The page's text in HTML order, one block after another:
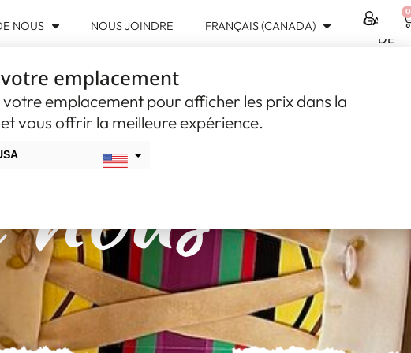
NOUS NOUS JOINDRE FRANÇAIS (CANADA)
USD
GAMME
DE
0
emplacement
votre emplacement pour afficher les prix dans la
vous offrir la meilleure expérience.